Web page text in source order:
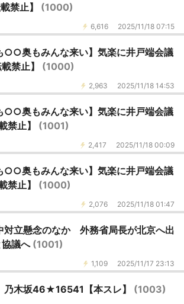
禁止】 (1000)
6,616 2025/11/18 07:15
○○奥もみんな来い】気楽に井戸端会議
禁止】 (1000)
2,963 2025/11/18 14:53
○○奥もみんな来い】気楽に井戸端会議
禁止】 (1001)
2,417 2025/11/18 00:09
○○奥もみんな来い】気楽に井戸端会議
禁止】 (1000)
2,076 2025/11/18 01:47
対立懸念のなか 外務省局長が北京へ出
議へ (1001)
1,109 2025/11/17 23:13
乃木坂46★16541【本スレ】 (1003)